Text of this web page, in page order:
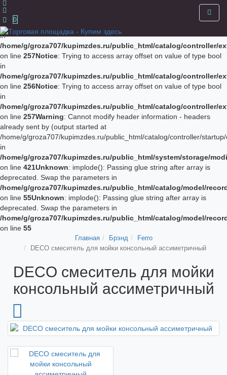
Notice
/home/g/groza707/kupimzdes.ru/public_html/catalog/controller/
on line
in
/home/g/groza707/kupimzdes.ru/public_html/catalog/controller/
on line 257Notice: Trying to access array offset on value of type bool
in
/home/g/groza707/kupimzdes.ru/public_html/catalog/controller/
on line 256Notice: Trying to access array offset on value of type bool
in
/home/g/groza707/kupimzdes.ru/public_html/catalog/controller/
on line 257Warning: Cannot modify header information - headers
already sent by (output started at
/home/g/groza707/kupimzdes.ru/public_html/catalog/controller/
in
/home/g/groza707/kupimzdes.ru/public_html/system/storage/
on line 421Unknown: implode(): Passing glue string after array is
deprecated. Swap the parameters in
/home/g/groza707/kupimzdes.ru/public_html/catalog/model/
on line 55Unknown: implode(): Passing glue string after array is
deprecated. Swap the parameters in
/home/g/groza707/kupimzdes.ru/public_html/catalog/model/
on line 55
0
Главная Брэнд
Ferro
DECO смеситель для мойки консольный ассиметричный
DECO смеситель для мойки
консольный ассиметричный